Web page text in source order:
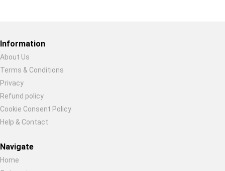
Information
About Us
Terms & Conditions
Privacy
Refund policy
Cookie Consent Policy
Help & Contact
Navigate
Home